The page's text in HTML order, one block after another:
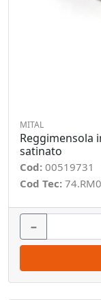
MITAL
Reggimensola
satinato
Cod: 00519731
Cod Tec:
−